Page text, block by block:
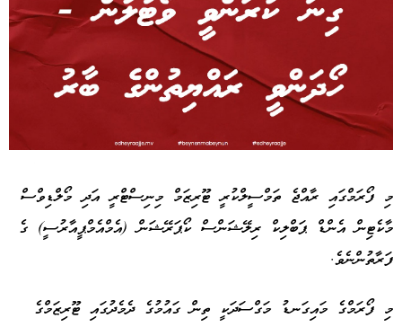
މި ފޯރަމްގައި ރާއްޖެ ތަމްސީލްކުރީ ޓޫރިޒަމް މިނިސްޓްރީ އަދި މޯލްޑިވްސް
މާކެޓިން އެންޑް ޕަބްލިކް ރިލޭޝަންސް ކޯޕަރޭޝަން (އެމްއެމްޕީއާރުސީ) ގެ
ފަރާތުންނެވެ.
މި ފޯރަމްގެ މައިގަނޑު މަގްސަދަކީ ތިން ގައުމުގެ ދެމެދުގައި ޓޫރިޒަމްގެ